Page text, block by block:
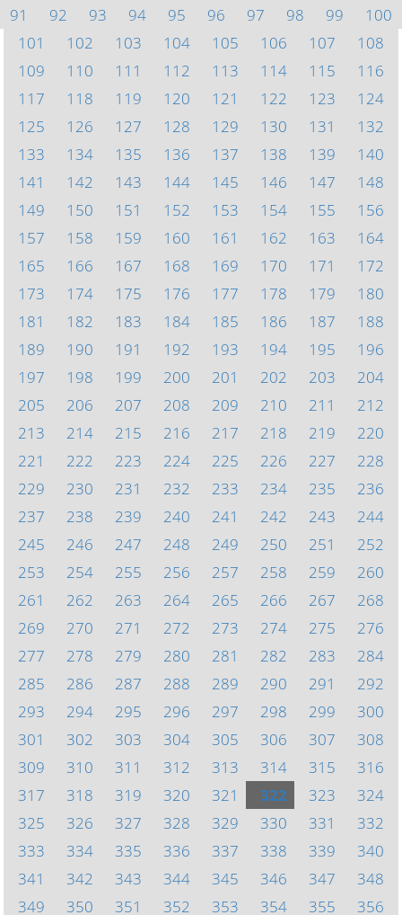
91
92 93 94 95 96 97 98 99
100
101
102 103 104 105 106 107
108
109
110 111 112 113 114 115
116
117
118 119 120 121 122 123
124
125
126 127 128 129 130 131
132
133
134 135 136 137 138 139
140
141
142 143 144 145 146 147
148
149
150 151 152 153 154 155
156
157
158 159 160 161 162 163
164
165
166 167 168 169 170 171
172
173
174 175 176 177 178 179
180
181
182 183 184 185 186 187
188
189
190 191 192 193 194 195
196
197
198 199 200 201 202 203
204
205
206 207 208 209 210 211
212
213
214 215 216 217 218 219
220
221
222 223 224 225 226 227
228
229
230 231 232 233 234 235
236
237
238 239 240 241 242 243
244
245
246 247 248 249 250 251
252
253
254 255 256 257 258 259
260
261
262 263 264 265 266 267
268
269
270 271 272 273 274 275
276
277
278 279 280 281 282 283
284
285
286 287 288 289 290 291
292
293
294 295 296 297 298 299
300
301
302 303 304 305 306 307
308
309
310 311 312 313 314 315
316
317
318 319 320 321 322 323
324
325
326 327 328 329 330 331
332
333
334 335 336 337 338 339
340
341
342 343 344 345 346 347
348
349
350 351 352 353 354 355 356